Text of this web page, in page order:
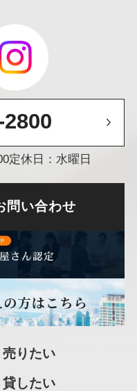
定休日：水曜日
問い合わせ
売りたい
貸したい